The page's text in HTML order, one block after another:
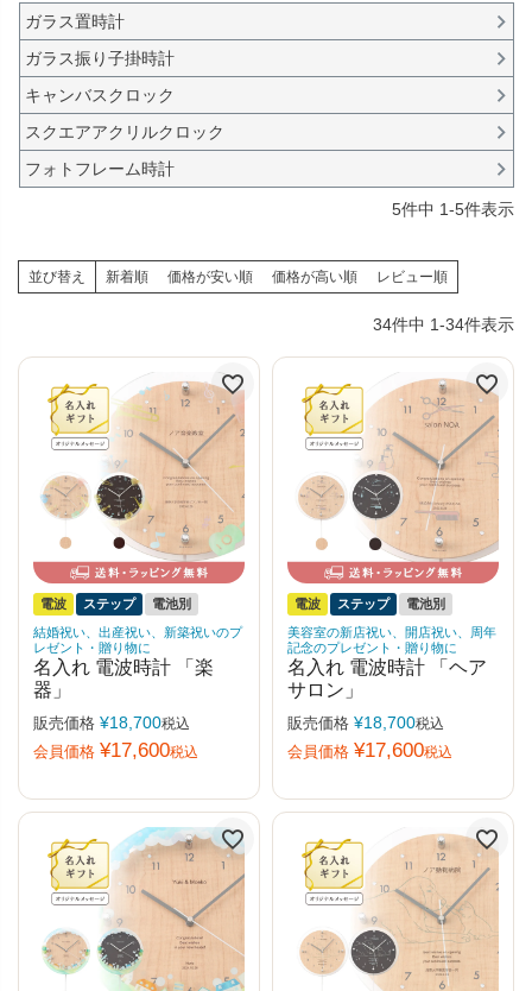
ガラス置時計
ガラス振り子掛時計
キャンバスクロック
スクエアアクリルクロック
フォトフレーム時計
5件中 1-5件表示
並び替え 新着順 価格が安い順 価格が高い順 レビュー順
34件中 1-34件表示
電波 ステップ
電池別
結婚祝い、出産祝い、新築祝いのプ
レゼント・贈り物に
名入れ 電波時計 「楽
器」
販売価格 ¥18,700税込
会員価格 ¥17,600税込
電波 ステップ
電池別
美容室の新店祝い、開店祝い、周年
記念のプレゼント・贈り物に
名入れ 電波時計 「ヘア
サロン」
販売価格 ¥18,700税込
会員価格 ¥17,600税込